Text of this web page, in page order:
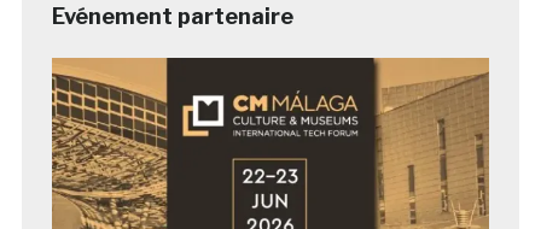
Evénement partenaire